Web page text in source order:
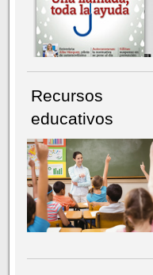
Recursos
educativos